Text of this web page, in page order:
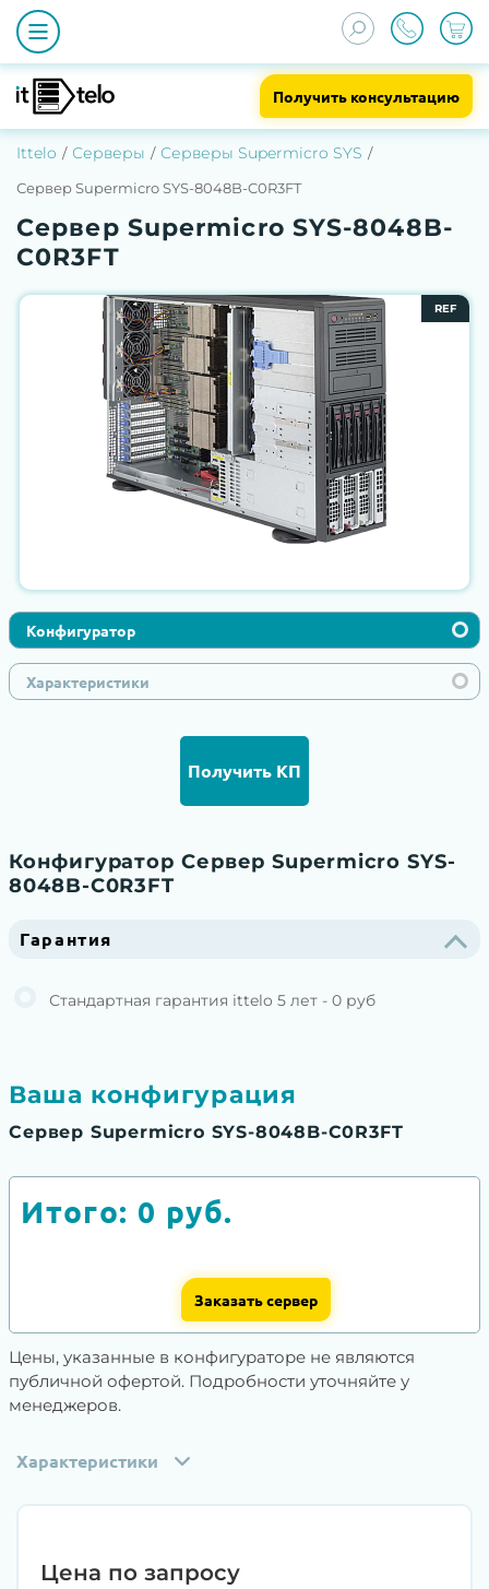
Получить консультацию
Ittelo Серверы Серверы Supermicro SYS
Сервер Supermicro SYS-8048B-C0R3FT
Сервер Supermicro SYS-8048B-
C0R3FT
REF
Конфигуратор
Характеристики
Получить КП
Конфигуратор Сервер Supermicro SYS-
8048B-C0R3FT
Гарантия
Стандартная гарантия ittelo 5 лет - 0 руб
Ваша конфигурация
Сервер Supermicro SYS-8048B-C0R3FT
Итого: 0 руб.
Заказать сервер
Цены, указанные в конфигураторе не являются
публичной офертой. Подробности уточняйте у
менеджеров.
Характеристики
Цена по запросу